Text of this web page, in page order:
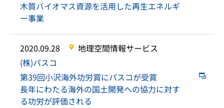
木質バイオマス資源を活用した再生エネルギ
ー事業
2020.09.28
地理空間情報サービス
(株)パスコ
第39回小沢海外功労賞にパスコが受賞
長年にわたる海外の国土開発への協力に対す
る功労が評価される